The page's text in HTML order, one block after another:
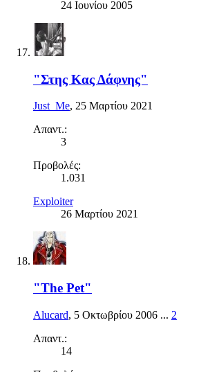
24 Ιουνίου 2005
"Στης Κας Δάφνης"
Just_Me, 25 Μαρτίου 2021
Απαντ.:
3
Προβολές:
1.031
Exploiter
26 Μαρτίου 2021
"Τhe Pet"
Alucard, 5 Οκτωβρίου 2006 ... 2
Απαντ.:
14